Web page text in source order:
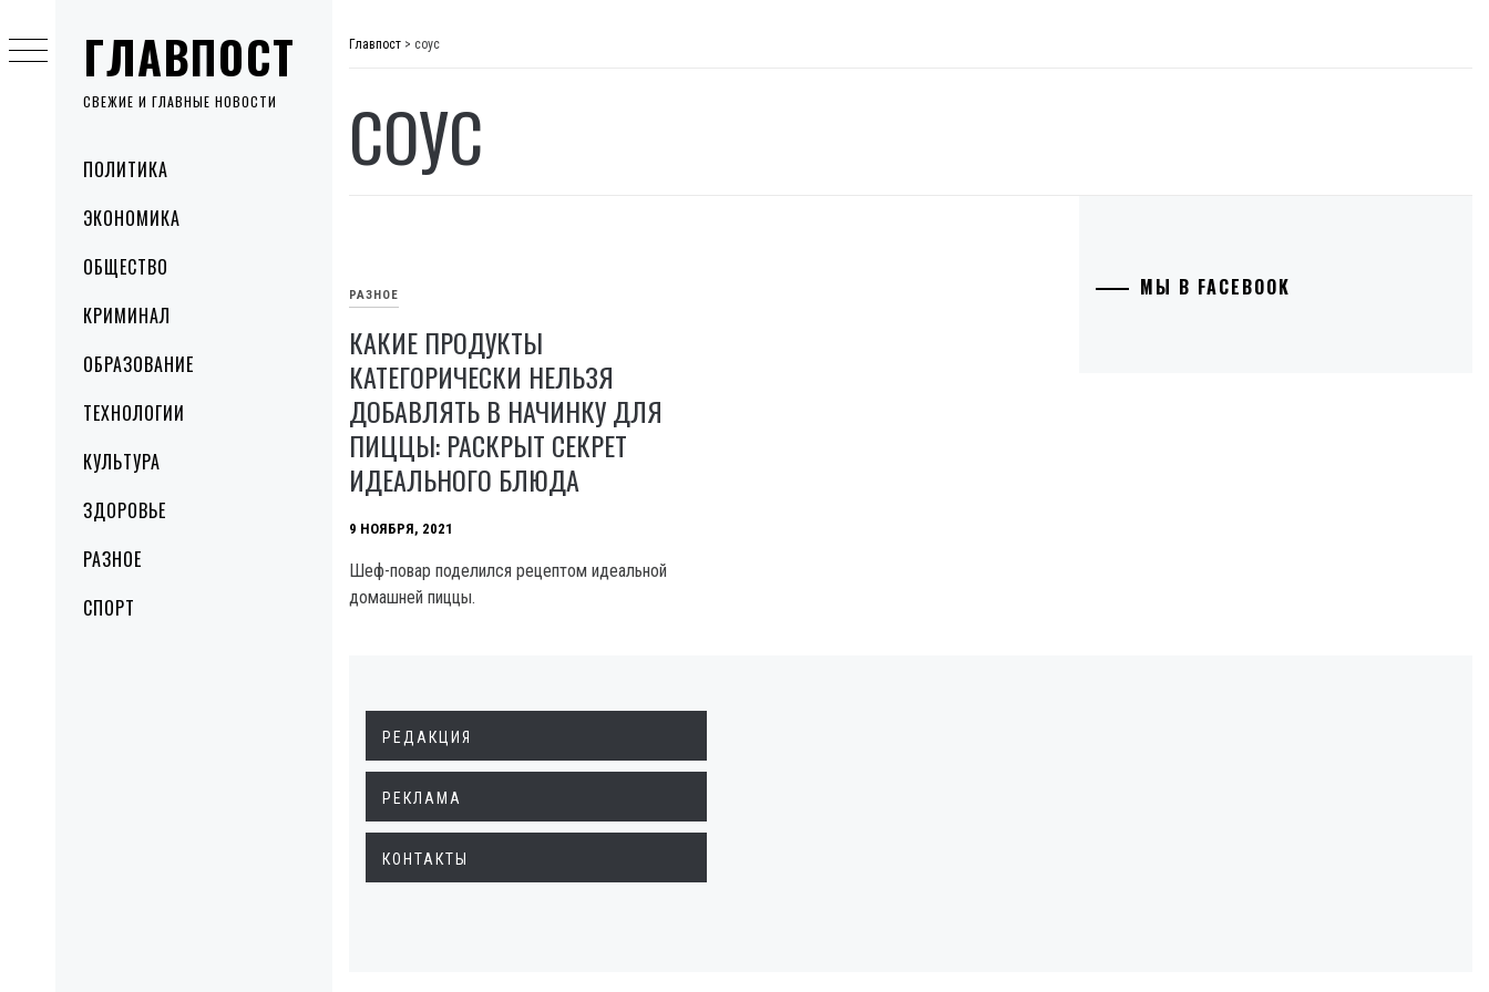
ГЛАВПОСТ
СВЕЖИЕ И ГЛАВНЫЕ НОВОСТИ
MenuПОЛИТИКА
ЭКОНОМИКА
ОБЩЕСТВО
КРИМИНАЛ
ОБРАЗОВАНИЕ
ТЕХНОЛОГИИ
КУЛЬТУРА
ЗДОРОВЬЕ
РАЗНОЕ
СПОРТ
to
content
Главпост > соус
СОУС
РАЗНОЕ
КАКИЕ ПРОДУКТЫ
КАТЕГОРИЧЕСКИ НЕЛЬЗЯ
ДОБАВЛЯТЬ В НАЧИНКУ ДЛЯ
ПИЦЦЫ: РАСКРЫТ СЕКРЕТ
ИДЕАЛЬНОГО БЛЮДА
9 НОЯБРЯ, 2021
Шеф-повар поделился рецептом идеальной
домашней пиццы.
МЫ В FACEBOOK
РЕДАКЦИЯ
РЕКЛАМА
КОНТАКТЫ